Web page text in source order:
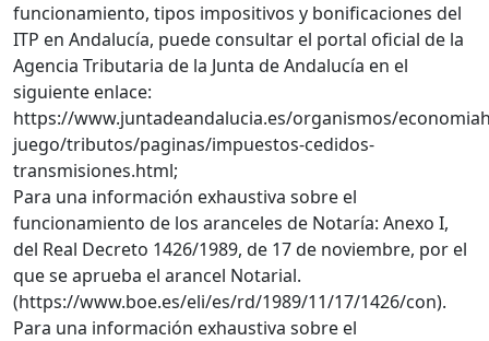
funcionamiento, tipos impositivos y bonificaciones del
ITP en Andalucía, puede consultar el portal oficial de la
Agencia Tributaria de la Junta de Andalucía en el
siguiente enlace:
https://www.juntadeandalucia.es/organismos/
juego/tributos/paginas/impuestos-cedidos-
transmisiones.html;
Para una información exhaustiva sobre el
funcionamiento de los aranceles de Notaría: Anexo I,
del Real Decreto 1426/1989, de 17 de noviembre, por el
que se aprueba el arancel Notarial.
(https://www.boe.es/eli/es/rd/1989/11/17/1426/con).
Para una información exhaustiva sobre el